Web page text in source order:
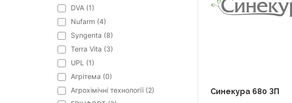
DVA (1)
Nufarm (4)
Syngenta (8)
Terra Vita (3)
UPL (1)
Агрітема (0)
Агрохімічні технології (2)
Синекура 680 ЗП